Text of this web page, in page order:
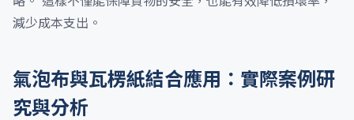
減少成本支出。
氣泡布與瓦楞紙結合應用：實際案例研
究與分析